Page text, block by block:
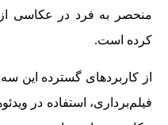
منحصر به فرد در عکاسی از
کرده است.
از کاربردهای گسترده این
فیلم‌برداری، استفاده در